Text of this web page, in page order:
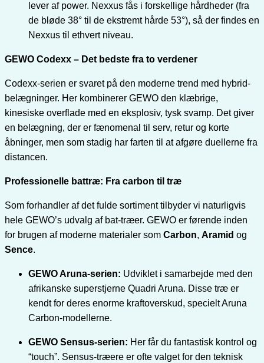
lever af power. Nexxus fås i forskellige hårdheder (fra
de bløde 38° til de ekstremt hårde 53°), så der findes en
Nexxus til ethvert niveau.
GEWO Codexx – Det bedste fra to verdener
Codexx-serien er svaret på den moderne trend med hybrid-
belægninger. Her kombinerer GEWO den klæbrige,
kinesiske overflade med en eksplosiv, tysk svamp. Det giver
en belægning, der er fænomenal til serv, retur og korte
åbninger, men som stadig har farten til at afgøre duellerne fra
distancen.
Professionelle battræ: Fra carbon til træ
Som forhandler af det fulde sortiment tilbyder vi naturligvis
hele GEWO’s udvalg af bat-træer. GEWO er førende inden
for brugen af moderne materialer som Carbon, Aramid og
Sence.
GEWO Aruna-serien: Udviklet i samarbejde med den
afrikanske superstjerne Quadri Aruna. Disse træ er
kendt for deres enorme kraftoverskud, specielt Aruna
Carbon-modellerne.
GEWO Sensus-serien: Her får du fantastisk kontrol og
“touch”. Sensus-træere er ofte valget for den teknisk